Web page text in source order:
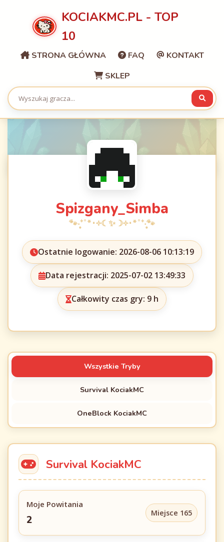
KOCIAKMC.PL - TOP
10
STRONA GŁÓWNA FAQ
KONTAKT
SKLEP
Spizgany_Simba
Ostatnie logowanie: 2026-08-06 10:13:19
Data rejestracji: 2025-07-02 13:49:33
Całkowity czas gry: 9 h
Wszystkie Tryby
Survival KociakMC
OneBlock KociakMC
Survival KociakMC
Moje Powitania
2
Miejsce 165